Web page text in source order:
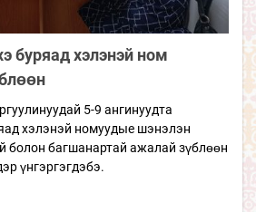
буряад хэлэнэй ном
5-9 ангинуудта
хэлэнэй номуудые шэнэлэн
болон багшанартай ажалай зүблөөн
үнгэргэгдэбэ.